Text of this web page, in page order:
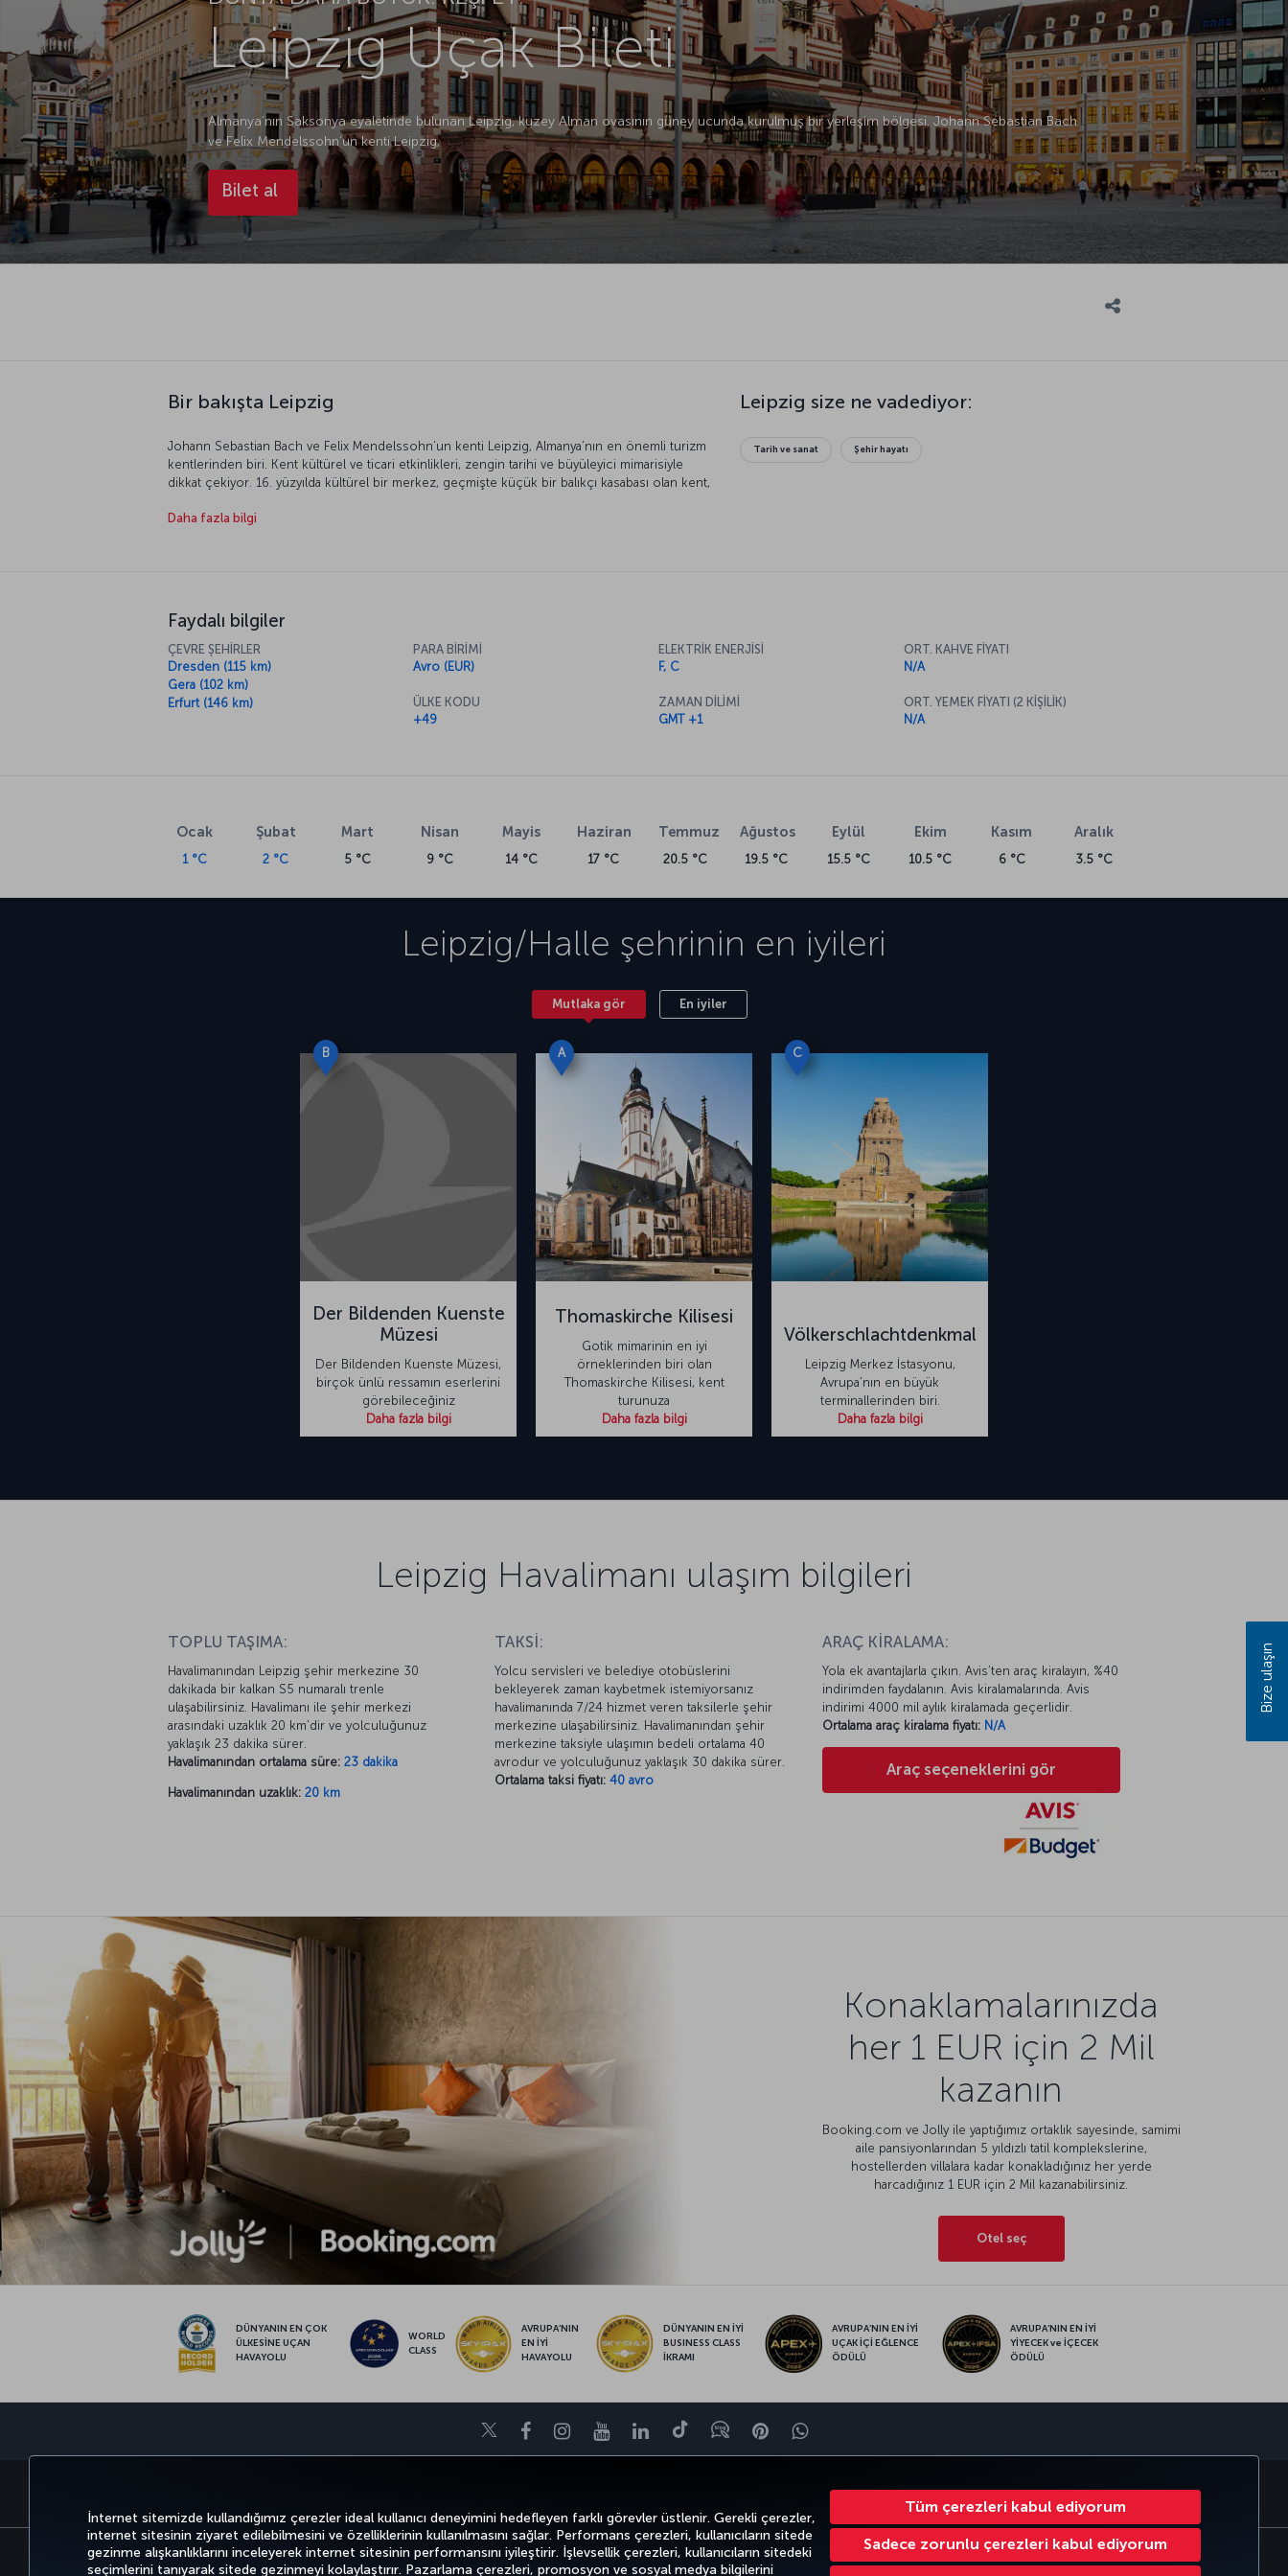
İnternet sitemizde kullandığımız çerezler ideal kullanıcı deneyimini hedefleyen farklı görevler üstlenir. Gerekli çerezler,
internet sitesinin ziyaret edilebilmesini ve özelliklerinin kullanılmasını sağlar. Performans çerezleri, kullanıcıların sitede
gezinme alışkanlıklarını inceleyerek internet sitesinin performansını iyileştirir. İşlevsellik çerezleri, kullanıcıların sitedeki
seçimlerini tanıyarak sitede gezinmeyi kolaylaştırır. Pazarlama çerezleri, promosyon ve sosyal medya bilgilerini
Tüm çerezleri kabul ediyorum
Sadece zorunlu çerezleri kabul ediyorum
Leipzig Uçak Bileti
Almanya’nın Saksonya eyaletinde bulunan Leipzig, kuzey Alman ovasının güney ucunda kurulmuş bir yerleşim bölgesi. Johann Sebastian Bach
ve Felix Mendelssohn’un kenti Leipzig,
Bilet al
Bir bakışta Leipzig
Johann Sebastian Bach ve Felix Mendelssohn’un kenti Leipzig, Almanya’nın en önemli turizm
kentlerinden biri. Kent kültürel ve ticari etkinlikleri, zengin tarihi ve büyüleyici mimarisiyle
dikkat çekiyor. 16. yüzyılda kültürel bir merkez, geçmişte küçük bir balıkçı kasabası olan kent,
itibaren bir üniversite şehri olarak biliniyor. Günümüzde sanat ve kültürün başkenti olan
Daha fazla bilgi
Leipzig size ne vadediyor:
Tarih ve sanat Şehir hayatı
Faydalı bilgiler
ÇEVRE ŞEHİRLER
Dresden (115 km)
Gera (102 km)
Erfurt (146 km)
PARA BİRİMİ
Avro (EUR)
ÜLKE KODU
+49
ELEKTRİK ENERJİSİ
F, C
ZAMAN DİLİMİ
GMT +1
ORT. KAHVE FİYATI
N/A
ORT. YEMEK FİYATI (2 KİŞİLİK)
N/A
Ocak
1 °C
Şubat
2 °C
Mart
5 °C
Nisan
9 °C
Mayis
14 °C
Haziran
17 °C
Temmuz
20.5 °C
Ağustos
19.5 °C
Eylül
15.5 °C
Ekim
10.5 °C
Kasım
6 °C
Aralık
3.5 °C
Leipzig/Halle şehrinin en iyileri
Mutlaka gör En iyiler
B
Der Bildenden Kuenste
Müzesi
Der Bildenden Kuenste Müzesi,
birçok ünlü ressamın eserlerini
görebileceğiniz
Daha fazla bilgi
A
Thomaskirche Kilisesi
Gotik mimarinin en iyi
örneklerinden biri olan
Thomaskirche Kilisesi, kent
turunuza
Daha fazla bilgi
C
Völkerschlachtdenkmal
Leipzig Merkez İstasyonu,
Avrupa’nın en büyük
terminallerinden biri.
Daha fazla bilgi
Leipzig Havalimanı ulaşım bilgileri
TOPLU TAŞIMA:
Havalimanından Leipzig şehir merkezine 30
dakikada bir kalkan S5 numaralı trenle
ulaşabilirsiniz. Havalimanı ile şehir merkezi
arasındaki uzaklık 20 km’dir ve yolculuğunuz
yaklaşık 23 dakika sürer.
Havalimanından ortalama süre: 23 dakika
Havalimanından uzaklık: 20 km
TAKSİ:
Yolcu servisleri ve belediye otobüslerini
bekleyerek zaman kaybetmek istemiyorsanız
havalimanında 7/24 hizmet veren taksilerle şehir
merkezine ulaşabilirsiniz. Havalimanından şehir
merkezine taksiyle ulaşımın bedeli ortalama 40
avrodur ve yolculuğunuz yaklaşık 30 dakika sürer.
Ortalama taksi fiyatı: 40 avro
ARAÇ KİRALAMA:
Yola ek avantajlarla çıkın. Avis’ten araç kiralayın, %40
indirimden faydalanın. Avis kiralamalarında. Avis
indirimi 4000 mil aylık kiralamada geçerlidir.
Ortalama araç kiralama fiyatı: N/A
Araç seçeneklerini gör
Konaklamalarınızda
her 1 EUR için 2 Mil
kazanın
Booking.com ve Jolly ile yaptığımız ortaklık sayesinde, samimi
aile pansiyonlarından 5 yıldızlı tatil komplekslerine,
hostellerden villalara kadar konakladığınız her yerde
harcadığınız 1 EUR için 2 Mil kazanabilirsiniz.
Otel seç
DÜNYANIN EN ÇOK
ÜLKESİNE UÇAN
HAVAYOLU
WORLD
CLASS
AVRUPA’NIN
EN İYİ
HAVAYOLU
DÜNYANIN EN İYİ
BUSINESS CLASS
İKRAMI
AVRUPA’NIN EN İYİ
UÇAK İÇİ EĞLENCE
ÖDÜLÜ
AVRUPA’NIN EN İYİ
YİYECEK ve İÇECEK
ÖDÜLÜ
TwitterFacebookInstagram
YoutubeLinkedIn
TiktokBlogPinterestWhatsapp
MILES&SMILES CORPORATE CLUB TÜRK HAVA YOLLARI
Bilgi Toplumu Hizmetleri Erişilebilirlik Gizlilik ve Çerez Politikası Yasal Uyarı Yolcu Hakları
Bize ulaşın